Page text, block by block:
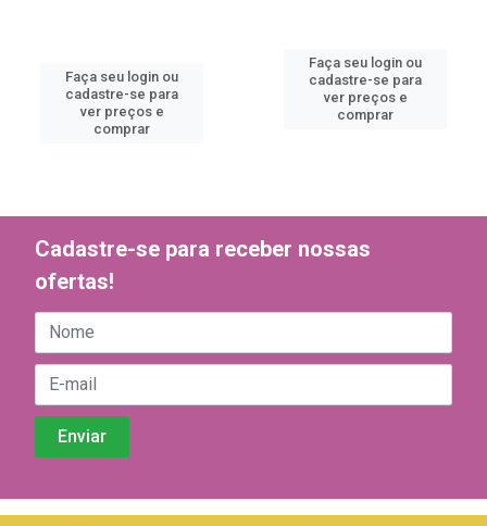
Faça seu login ou
cadastre-se para
ver preços e
comprar
Faça seu login ou
cadastre-se para
ver preços e
comprar
Cadastre-se para receber nossas
ofertas!